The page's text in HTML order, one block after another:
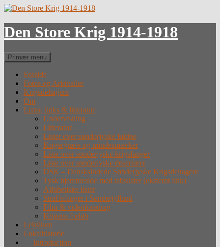
Hop
indhold
Den Store Krig 1914-1918
Søg
Primær menu
Forside
Fotos og Arkivalier
Krigsdeltagere
Om
Lister, links & litteratur
Undervisning
Litteratur
Lister over sønderjyske faldne
Krigergrave og mindesmærker
Liste over sønderjyske krigsfanger
Liste over sønderjyske desertører
DSK – Dansksindede Sønderjyske Krigsdeltagere
Tysk hjemmeside med tabslister (eksternt link)
Alfabetiske lister
Straffefanger i Sønderjylland
Film & videoforedrag
Krigens forløb
Leksikon
Lokalhistorie
Introduction